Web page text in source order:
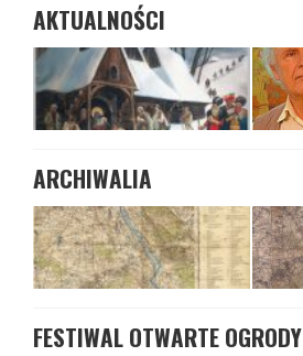
AKTUALNOŚCI
ARCHIWALIA
FESTIWAL OTWARTE OGRODY